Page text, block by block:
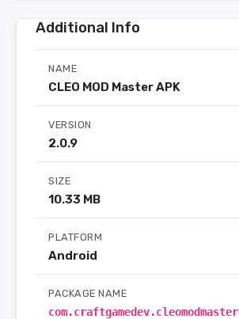
Additional Info
NAME
CLEO MOD Master APK
VERSION
2.0.9
SIZE
10.33 MB
PLATFORM
Android
PACKAGE NAME
com.craftgamedev.cleomodmaster